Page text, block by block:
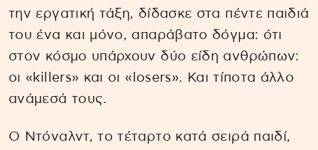
την εργατική τάξη, δίδασκε στα πέντε παιδιά
του ένα και μόνο, απαράβατο δόγμα: ότι
στον κόσμο υπάρχουν δύο είδη ανθρώπων:
οι «killers» και οι «losers». Και τίποτα άλλο
ανάμεσά τους.
Ο Ντόναλντ, το τέταρτο κατά σειρά παιδί,